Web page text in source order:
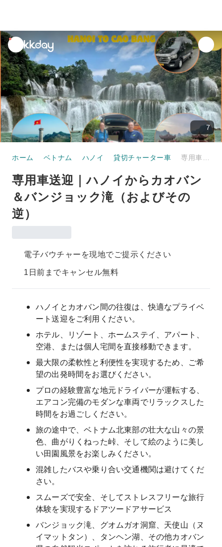
unread
notifications
7
ホーム ベトナム ハノイ 貸切チャーター車
専用車送迎｜ハノイからカオバン
＆バンジョック滝（およびその
逆）
電子バウチャーを現地でご提示ください
1日前までキャンセル無料
ハノイとカオバン間の往復は、快適なプライベ
ート送迎をご利用ください。
ホテル、リゾート、ホームステイ、アパート、
空港、または個人宅間を直接移動できます。
最大限の柔軟性と利便性を実現するため、ご希
望の出発時間をお選びください。
プロの経験豊富な地元ドライバーが運転する、
エアコン完備のモダンな車両でリラックスした
時間をお過ごしください。
旅の途中で、ベトナム北東部の壮大な山々の景
色、曲がりくねった峠、そして絵のように美し
い田園風景をお楽しみください。
混雑したバスや乗り合い交通機関は避けてくだ
さい。
スムーズで安全、そしてストレスフリーな旅行
体験を実現するドアツードアサービス
バンジョック滝、グオムガオ洞窟、天使山（ヌ
イマットタン）、タンヘン湖、その他カオバン